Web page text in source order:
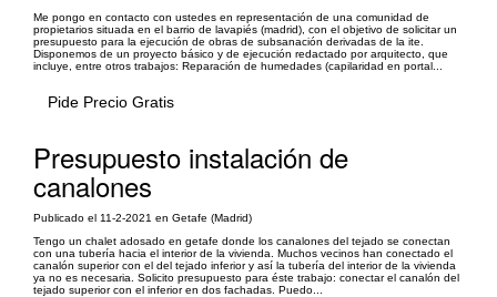
Me pongo en contacto con ustedes en representación de una comunidad de
propietarios situada en el barrio de lavapiés (madrid), con el objetivo de solicitar un
presupuesto para la ejecución de obras de subsanación derivadas de la ite.
Disponemos de un proyecto básico y de ejecución redactado por arquitecto, que
incluye, entre otros trabajos: Reparación de humedades (capilaridad en portal...
Pide Precio Gratis
Presupuesto instalación de
canalones
Publicado el 11-2-2021 en Getafe (Madrid)
Tengo un chalet adosado en getafe donde los canalones del tejado se conectan
con una tubería hacia el interior de la vivienda. Muchos vecinos han conectado el
canalón superior con el del tejado inferior y así la tubería del interior de la vivienda
ya no es necesaria. Solicito presupuesto para éste trabajo: conectar el canalón del
tejado superior con el inferior en dos fachadas. Puedo...